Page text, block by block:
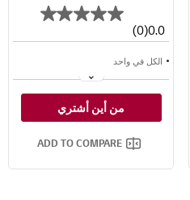
0.0
(0)
الكل في واحد
من أين أشتري
ADD TO COMPARE